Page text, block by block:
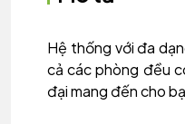
Hệ thống với đa
cả các phòng đều
đại mang đến cho